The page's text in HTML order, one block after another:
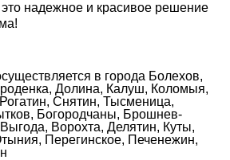
надежное и красивое решение
в города Болехов,
Долина, Калуш, Коломыя,
Снятин, Тысменица,
Богородчаны, Брошнев-
Ворохта, Делятин, Куты,
Перегинское, Печенежин,